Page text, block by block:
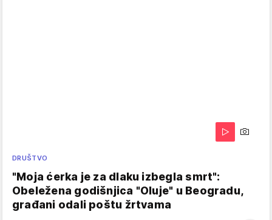
DRUŠTVO
"Moja ćerka je za dlaku izbegla smrt":
Obeležena godišnjica "Oluje" u Beogradu,
građani odali poštu žrtvama